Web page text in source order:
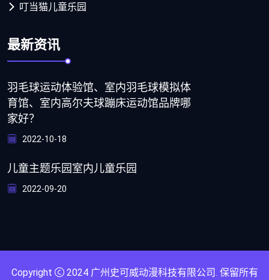
叮当猫儿童乐园
最新资讯
羽毛球运动体验馆、室内羽毛球模拟体
育馆、室内高尔夫球蹦床运动馆品牌哪
家好？
2022-10-18
儿童主题乐园室内儿童乐园
2022-09-20
Copyright 2024 广州史可威动漫科技有限公司. 保留所有